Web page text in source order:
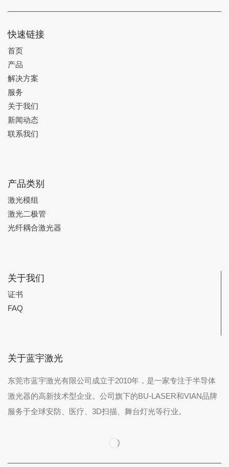
快速链接
首页
产品
解决方案
服务
关于我们
新闻动态
联系我们
产品类别
激光模组
激光二极管
光纤耦合激光器
关于我们
证书
FAQ
关于蓝宇激光
东莞市蓝宇激光有限公司成立于2010年，是一家专注于半导体
激光器的高新技术型企业。公司旗下的BU-LASER和VIAN品牌
服务于全球安防、医疗、3D扫描、舞台灯光等行业。